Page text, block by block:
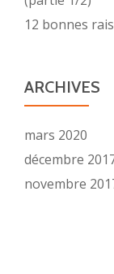
12 bonnes
ARCHIVES
mars 2020
décembre
novembre